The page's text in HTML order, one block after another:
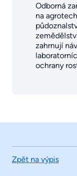
Odborná
na
zahrnují
ochrany
Zpět na výpis